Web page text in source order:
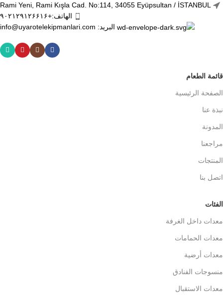
Rami Yeni, Rami Kışla Cad. No:114, 34055 Eyüpsultan / İSTANBUL
الهاتف:+۹۰۲۱۲۹۱۲۶۶۱۶
البريد: info@uyarotelekipmanlari.com
قائمة الطعام
الصفحة الرئيسية
نبذة عنا
المدونة
مراجعنا
المنتجات
اتصل بنا
الفئات
معدات داخل الغرفة
معدات الحمامات
معدات أرضية
منسوجات الفنادق
معدات الاستقبال